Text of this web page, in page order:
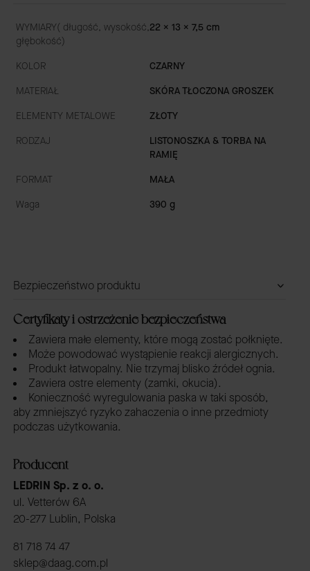
WYMIARY( długość, wysokość,
głębokość)
22 x 13 x 7,5 cm
KOLOR
CZARNY
MATERIAŁ
SKÓRA TŁOCZONA GROSZEK
ELEMENTY METALOWE
ZŁOTY
RODZAJ
LISTONOSZKA & TORBA NA
RAMIĘ
FORMAT
MAŁA
Waga
390 g
Bezpieczeństwo produktu
Certyfikaty i ostrzeżenie bezpieczeństwa
Zawiera małe elementy, które mogą zostać połknięte.
Może powodować wystąpienie reakcji alergicznych.
Produkt łatwopalny. Nie trzymaj blisko źródeł ognia.
Zawiera ostre elementy (zamki, okucia).
Konieczność wyregulowania paska w taki sposób,
aby zmniejszyć ryzyko zahaczenia o inne przedmioty
podczas użytkowania.
Producent
LEDRIN Sp. z o. o.
ul. Vetterów 6A
20-277 Lublin, Polska
81 718 74 47
sklep@daag.com.pl